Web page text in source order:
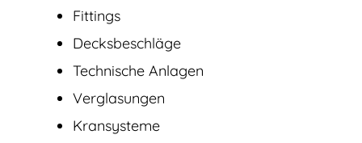
Fittings
Decksbeschläge
Technische Anlagen
Verglasungen
Kransysteme